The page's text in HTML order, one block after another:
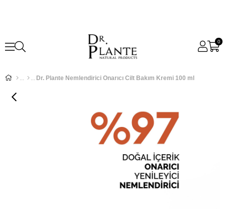
0
Dr. Plante Nemlendirici Onarıcı Cilt Bakım Kremi 100 ml